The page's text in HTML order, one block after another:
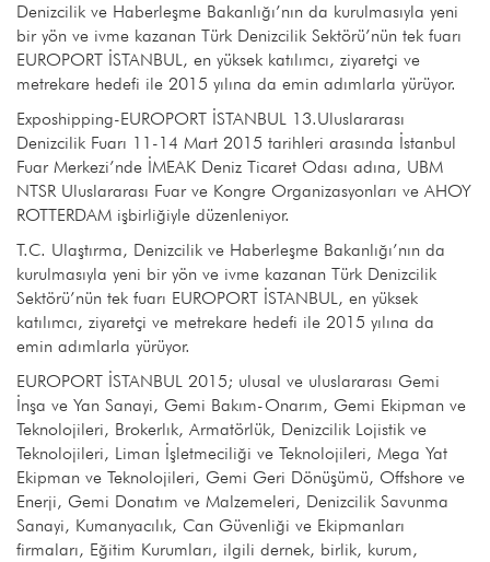
Denizcilik ve Haberleşme Bakanlığı’nın da kurulmasıyla yeni
bir yön ve ivme kazanan Türk Denizcilik Sektörü’nün tek fuarı
EUROPORT İSTANBUL, en yüksek katılımcı, ziyaretçi ve
metrekare hedefi ile 2015 yılına da emin adımlarla yürüyor.
Exposhipping-EUROPORT İSTANBUL 13.Uluslararası
Denizcilik Fuarı 11-14 Mart 2015 tarihleri arasında İstanbul
Fuar Merkezi’nde İMEAK Deniz Ticaret Odası adına, UBM
NTSR Uluslararası Fuar ve Kongre Organizasyonları ve AHOY
ROTTERDAM işbirliğiyle düzenleniyor.
T.C. Ulaştırma, Denizcilik ve Haberleşme Bakanlığı’nın da
kurulmasıyla yeni bir yön ve ivme kazanan Türk Denizcilik
Sektörü’nün tek fuarı EUROPORT İSTANBUL, en yüksek
katılımcı, ziyaretçi ve metrekare hedefi ile 2015 yılına da
emin adımlarla yürüyor.
EUROPORT İSTANBUL 2015; ulusal ve uluslararası Gemi
İnşa ve Yan Sanayi, Gemi Bakım-Onarım, Gemi Ekipman ve
Teknolojileri, Brokerlık, Armatörlük, Denizcilik Lojistik ve
Teknolojileri, Liman İşletmeciliği ve Teknolojileri, Mega Yat
Ekipman ve Teknolojileri, Gemi Geri Dönüşümü, Offshore ve
Enerji, Gemi Donatım ve Malzemeleri, Denizcilik Savunma
Sanayi, Kumanyacılık, Can Güvenliği ve Ekipmanları
firmaları, Eğitim Kurumları, ilgili dernek, birlik, kurum,